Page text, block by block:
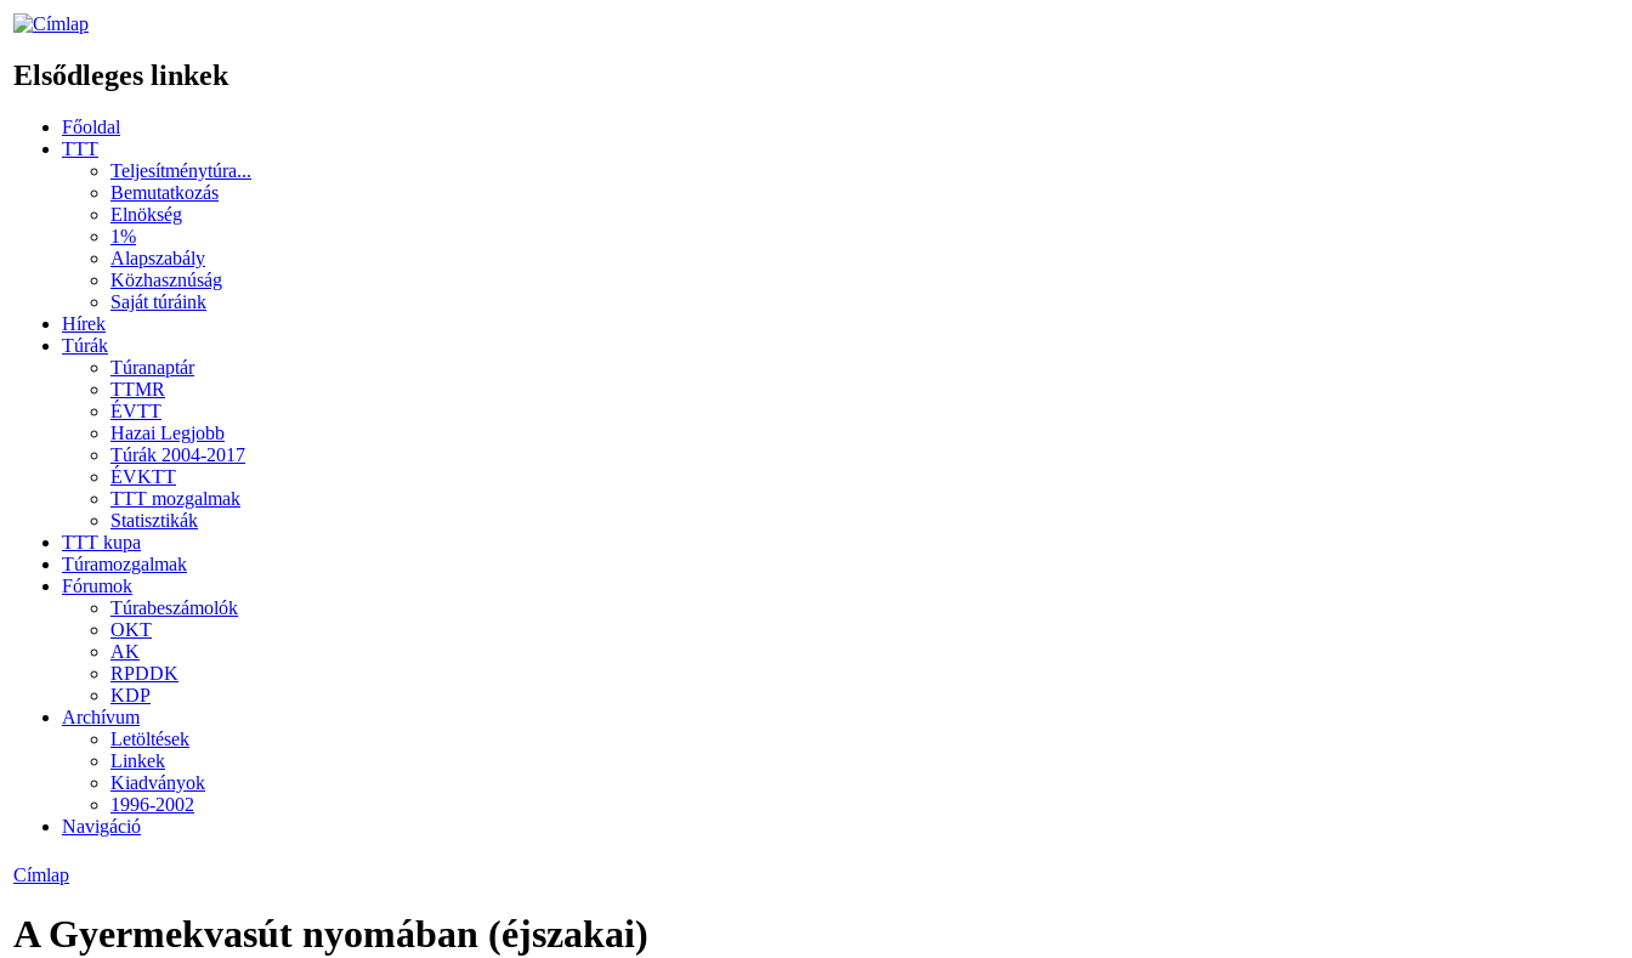
Elsődleges linkek
Főoldal
TTT
Teljesítménytúra...
Bemutatkozás
Elnökség
1%
Alapszabály
Közhasznúság
Saját túráink
Hírek
Túrák
Túranaptár
TTMR
ÉVTT
Hazai Legjobb
Túrák 2004-2017
ÉVKTT
TTT mozgalmak
Statisztikák
TTT kupa
Túramozgalmak
Fórumok
Túrabeszámolók
OKT
AK
RPDDK
KDP
Archívum
Letöltések
Linkek
Kiadványok
1996-2002
Navigáció
Címlap
A Gyermekvasút nyomában (éjszakai)